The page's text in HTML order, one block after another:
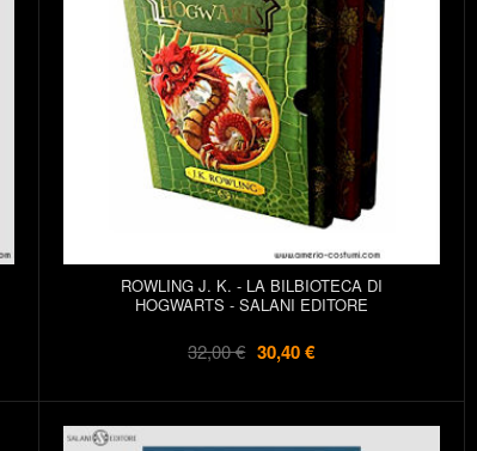
ROWLING J. K. - LA BILBIOTECA DI
HOGWARTS - SALANI EDITORE
32,00 € 30,40 €